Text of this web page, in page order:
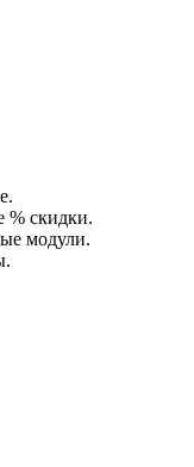
% скидки.
модули.